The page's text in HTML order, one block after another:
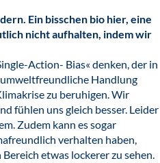
Ein bisschen bio hier, eine
nicht aufhalten, indem wir
Action- Bias« denken, der in
Handlung
zu beruhigen. Wir
fühlen uns gleich besser. Leider
Zudem kann es sogar
verhalten haben,
etwas lockerer zu sehen.